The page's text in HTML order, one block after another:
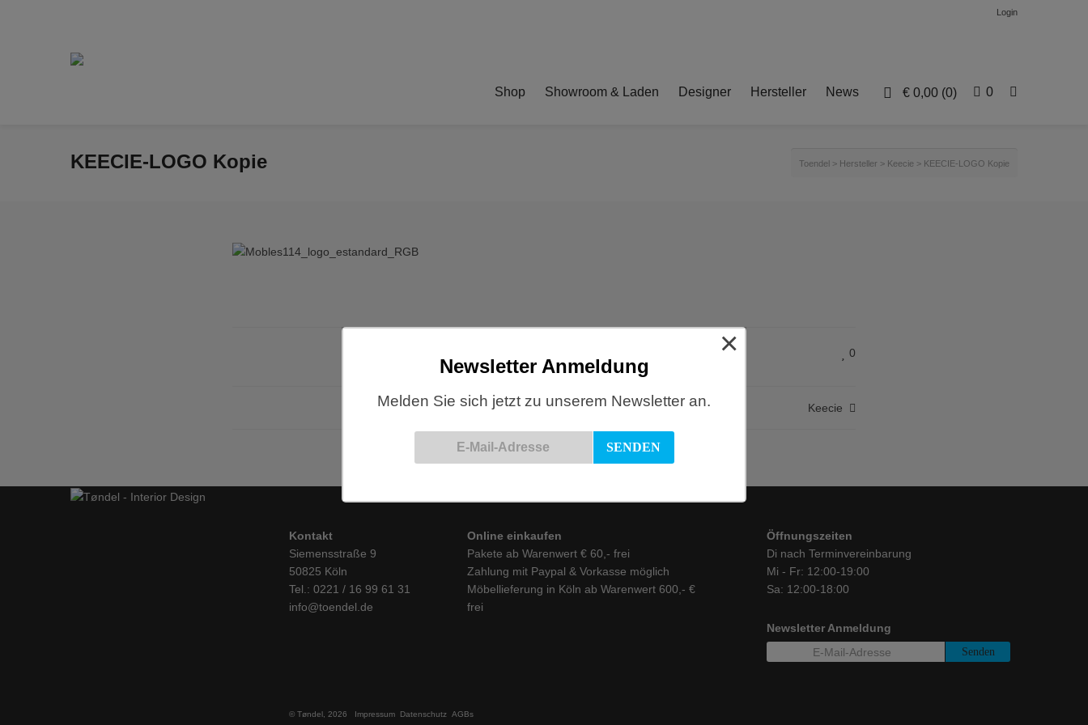
Login
€ 0,00 (0) 0
Shop Showroom & Laden Designer Hersteller News
KEECIE-LOGO Kopie Toendel > Hersteller > Keecie > KEECIE-LOGO Kopie
0
Keecie
Kontakt
Siemensstraße 9
50825 Köln
Tel.: 0221 / 16 99 61 31
info@toendel.de
Online einkaufen
Pakete ab Warenwert € 60,- frei
Zahlung mit Paypal & Vorkasse möglich
Möbellieferung in Köln ab Warenwert 600,- €
frei
Öffnungszeiten
Di nach Terminvereinbarung
Mi - Fr: 12:00-19:00
Sa: 12:00-18:00
Newsletter Anmeldung
© Tøndel, 2026 Impressum Datenschutz AGBs
Newsletter Anmeldung
Melden Sie sich jetzt zu unserem Newsletter an.
×